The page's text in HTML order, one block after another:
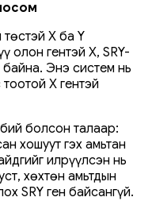
X ба Y
олон гентэй X, SRY-
Энэ систем нь
X гентэй
болсон талаар:
хошуут гэх амьтан
илрүүлсэн нь
хөхтөн амьтдын
SRY ген байсангүй.